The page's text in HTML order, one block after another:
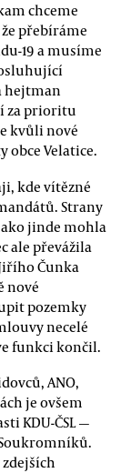
chceme
přebíráme
19 a musíme
hejtman
za prioritu
kvůli nové
obce Velatice.
kde vítězné
Strany
jinde mohla
ale převážila
Čunka
nové
pozemky
necelé
funkci končil.
ANO,
je ovšem
KDU-ČSL —